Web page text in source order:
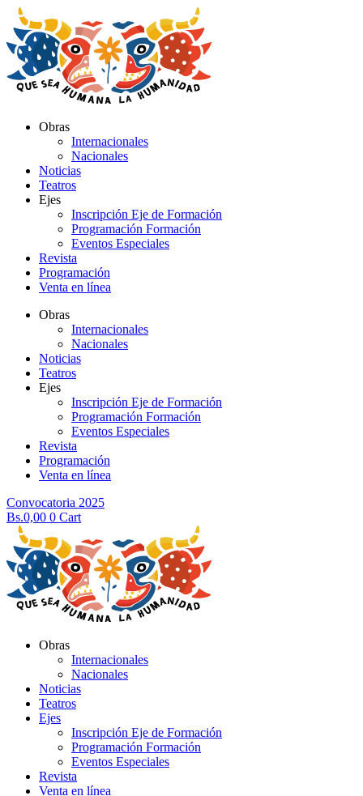
al
contenido
Obras
Internacionales
Nacionales
Noticias
Teatros
Ejes
Inscripción Eje de Formación
Programación Formación
Eventos Especiales
Revista
Programación
Venta en línea
Obras
Internacionales
Nacionales
Noticias
Teatros
Ejes
Inscripción Eje de Formación
Programación Formación
Eventos Especiales
Revista
Programación
Venta en línea
Convocatoria 2025
Bs.0,00 0 Cart
Obras
Internacionales
Nacionales
Noticias
Teatros
Ejes
Inscripción Eje de Formación
Programación Formación
Eventos Especiales
Revista
Venta en línea